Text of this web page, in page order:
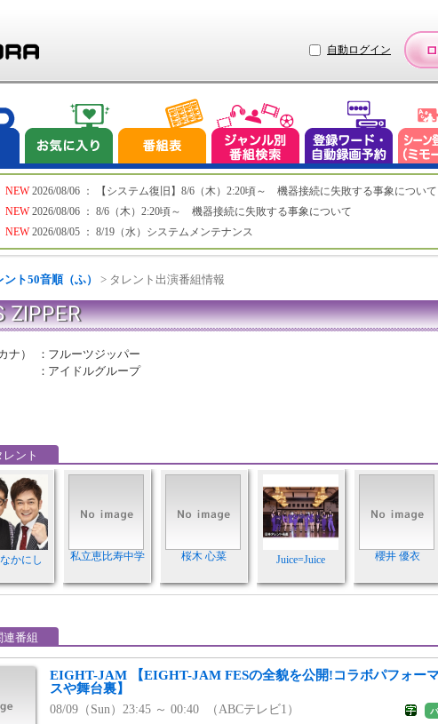
自動ログイン
NEW
NEW
NEW
2026/08/06 ： 【システム復旧】8/6（木）2:20頃～ 機器接続に失敗する事象について
2026/08/06 ： 8/6（木）2:20頃～ 機器接続に失敗する事象について
2026/08/05 ： 8/19（水）システムメンテナンス
ント50音順（ふ） > タレント出演番組情報
ZIPPER
ナ） ： フルーツジッパー
： アイドルグループ
ント
かにし 私立恵比寿中学 桜木 心菜 Juice=Juice 櫻井 優衣
番組
EIGHT-JAM 【EIGHT-JAM FESの全貌を公開!コラボパフォー
スや舞台裏】
08/09（Sun）23:45 ～ 00:40 （ABCテレビ1）